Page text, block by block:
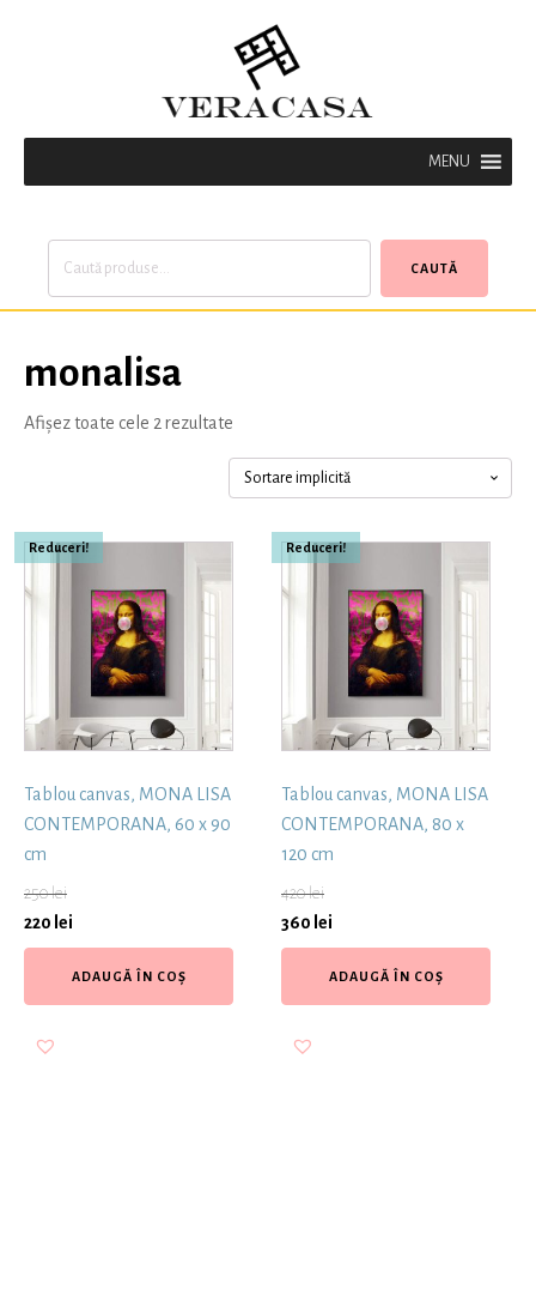
MENU
Caută
CAUTĂ
monalisa
Afișez toate cele 2 rezultate
Reduceri!
Tablou canvas, MONA LISA
CONTEMPORANA, 60 x 90
cm
250lei
220 lei
ADAUGĂ ÎN COȘ
Reduceri!
Tablou canvas, MONA LISA
CONTEMPORANA, 80 x
120 cm
420lei
360 lei
ADAUGĂ ÎN COȘ